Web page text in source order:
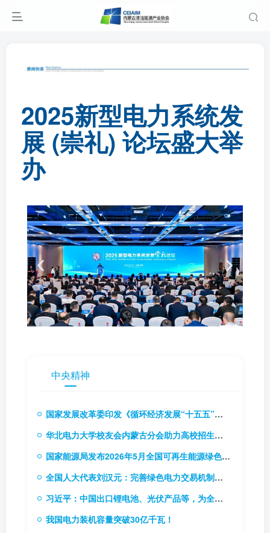
2025新型电力系统发
展 (崇礼) 论坛盛大举
办
中央精神
国家发展改革委印发《循环经济发展“十五五”规划》（附解读）
华北电力大学校友会内蒙古分会助力高校招生推介会
国家能源局发布2026年5月全国可再生能源绿色电力证书核发及交易数据
全国人大代表刘汉元：完善绿色电力交易机制，扩大绿电交易试点
习近平：中国出口锂电池、光伏产品等，为全球应对气候变化和绿色低碳转型作出巨大贡献
我国电力装机容量突破30亿千瓦！